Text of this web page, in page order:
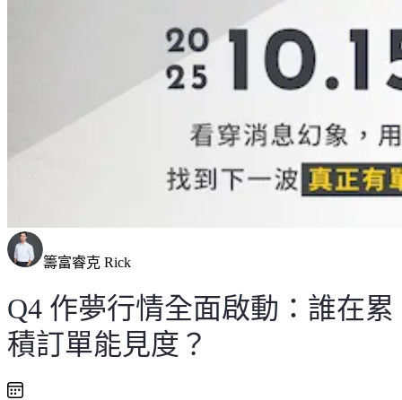
籌富睿克 Rick
Q4 作夢行情全面啟動：誰在累
積訂單能見度？